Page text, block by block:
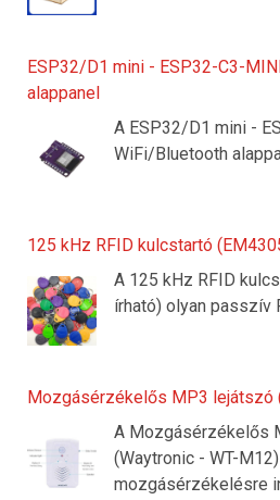
ESP32/D1 mini - ESP32-C3-
alappanel
A ESP32/D1 mini -
WiFi/Bluetooth
125 kHz RFID kulcstartó
A 125 kHz RFID
írható) olyan passzív
Mozgásérzékelős MP3 lejátszó
A Mozgásérzékelős
(Waytronic - WT-
mozgásérzékelésre